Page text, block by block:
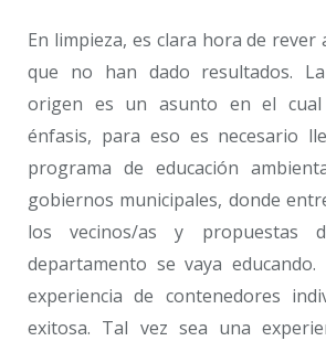
En limpieza, es clara hora de rever
que no han dado resultados.
origen es un asunto en el
énfasis, para eso es necesario
programa de educación
gobiernos municipales, donde
los vecinos/as y propuestas
departamento se vaya educando.
experiencia de contenedores
exitosa. Tal vez sea una